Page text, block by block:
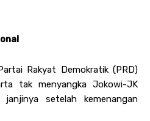
Rakyat Demokratik (PRD)
tak menyangka Jokowi-JK
setelah kemenangan